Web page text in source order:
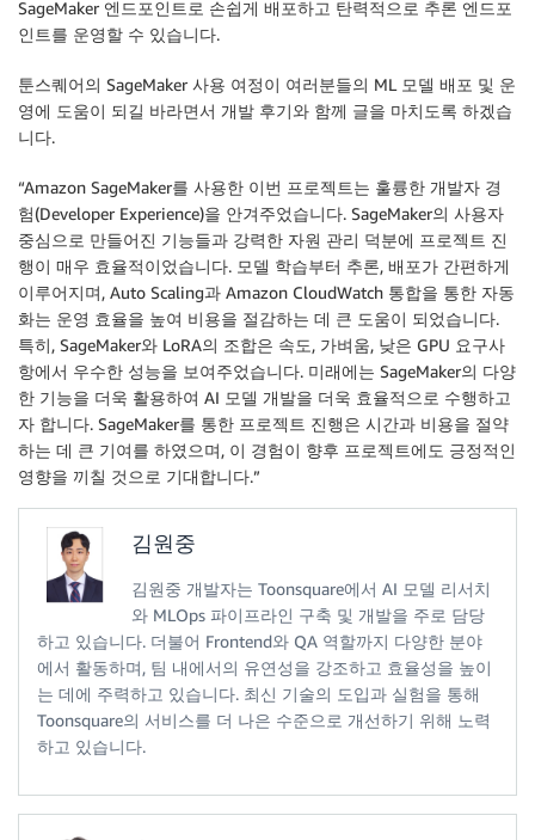
SageMaker 엔드포인트로 손쉽게 배포하고 탄력적으로 추론 엔드포
인트를 운영할 수 있습니다.
툰스퀘어의 SageMaker 사용 여정이 여러분들의 ML 모델 배포 및 운
영에 도움이 되길 바라면서 개발 후기와 함께 글을 마치도록 하겠습
니다.
“Amazon SageMaker를 사용한 이번 프로젝트는 훌륭한 개발자 경
험(Developer Experience)을 안겨주었습니다. SageMaker의 사용자
중심으로 만들어진 기능들과 강력한 자원 관리 덕분에 프로젝트 진
행이 매우 효율적이었습니다. 모델 학습부터 추론, 배포가 간편하게
이루어지며, Auto Scaling과 Amazon CloudWatch 통합을 통한 자동
화는 운영 효율을 높여 비용을 절감하는 데 큰 도움이 되었습니다.
특히, SageMaker와 LoRA의 조합은 속도, 가벼움, 낮은 GPU 요구사
항에서 우수한 성능을 보여주었습니다. 미래에는 SageMaker의 다양
한 기능을 더욱 활용하여 AI 모델 개발을 더욱 효율적으로 수행하고
자 합니다. SageMaker를 통한 프로젝트 진행은 시간과 비용을 절약
하는 데 큰 기여를 하였으며, 이 경험이 향후 프로젝트에도 긍정적인
영향을 끼칠 것으로 기대합니다.”
김원중
김원중 개발자는 Toonsquare에서 AI 모델 리서치
와 MLOps 파이프라인 구축 및 개발을 주로 담당
하고 있습니다. 더불어 Frontend와 QA 역할까지 다양한 분야
에서 활동하며, 팀 내에서의 유연성을 강조하고 효율성을 높이
는 데에 주력하고 있습니다. 최신 기술의 도입과 실험을 통해
Toonsquare의 서비스를 더 나은 수준으로 개선하기 위해 노력
하고 있습니다.